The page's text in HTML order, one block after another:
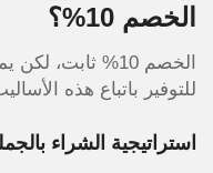
الخصم 10%؟
الخصم 10% ثابت،
للتوفير باتباع هذه
استراتيجية الشراء